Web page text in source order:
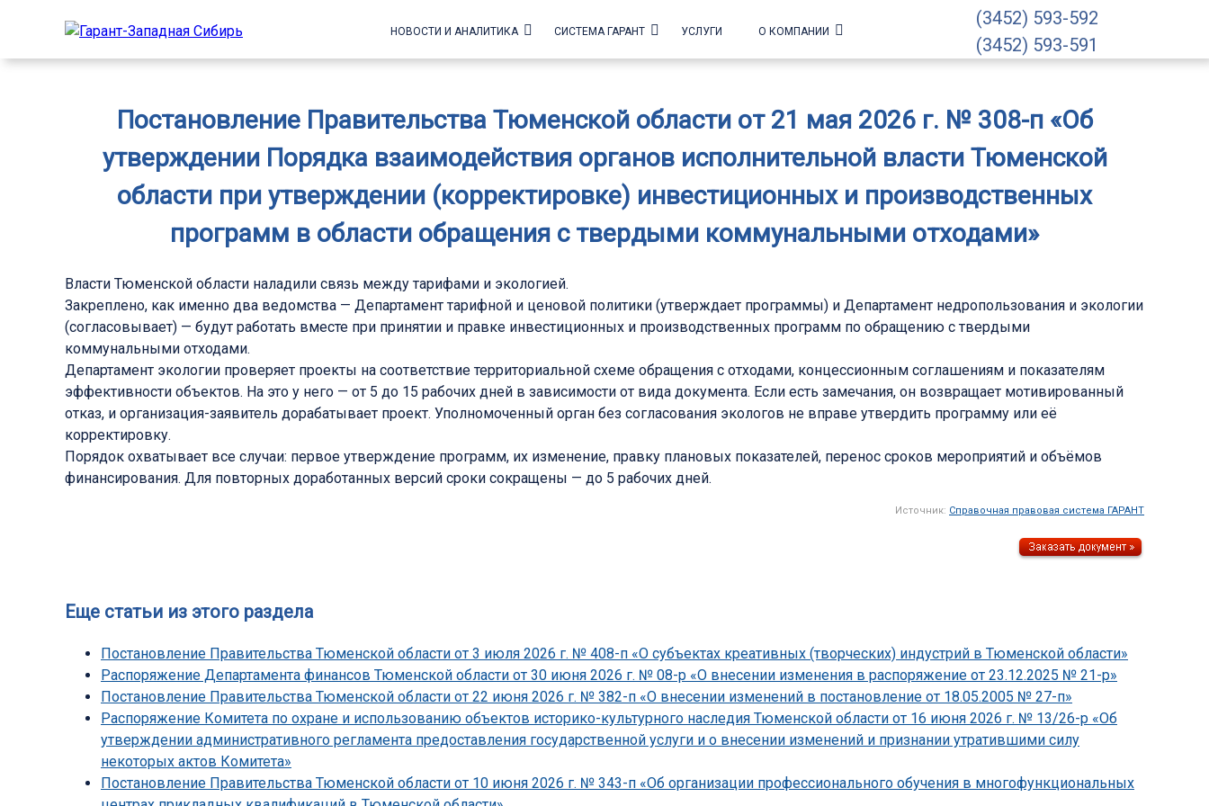
НОВОСТИ И АНАЛИТИКА СИСТЕМА ГАРАНТ УСЛУГИ О КОМПАНИИ
(3452) 593-592
(3452) 593-591
Постановление Правительства Тюменской области от 21 мая 2026 г. № 308-п «Об
утверждении Порядка взаимодействия органов исполнительной власти Тюменской
области при утверждении (корректировке) инвестиционных и производственных
программ в области обращения с твердыми коммунальными отходами»
Власти Тюменской области наладили связь между тарифами и экологией.
Закреплено, как именно два ведомства — Департамент тарифной и ценовой политики (утверждает программы) и Департамент недропользования и экологии
(согласовывает) — будут работать вместе при принятии и правке инвестиционных и производственных программ по обращению с твердыми
коммунальными отходами.
Департамент экологии проверяет проекты на соответствие территориальной схеме обращения с отходами, концессионным соглашениям и показателям
эффективности объектов. На это у него — от 5 до 15 рабочих дней в зависимости от вида документа. Если есть замечания, он возвращает мотивированный
отказ, и организация-заявитель дорабатывает проект. Уполномоченный орган без согласования экологов не вправе утвердить программу или её
корректировку.
Порядок охватывает все случаи: первое утверждение программ, их изменение, правку плановых показателей, перенос сроков мероприятий и объёмов
финансирования. Для повторных доработанных версий сроки сокращены — до 5 рабочих дней.
Источник: Справочная правовая система ГАРАНТ
Еще статьи из этого раздела
Постановление Правительства Тюменской области от 3 июля 2026 г. № 408-п «О субъектах креативных (творческих) индустрий в Тюменской области»
Распоряжение Департамента финансов Тюменской области от 30 июня 2026 г. № 08-р «О внесении изменения в распоряжение от 23.12.2025 № 21-р»
Постановление Правительства Тюменской области от 22 июня 2026 г. № 382-п «О внесении изменений в постановление от 18.05.2005 № 27-п»
Распоряжение Комитета по охране и использованию объектов историко-культурного наследия Тюменской области от 16 июня 2026 г. № 13/26-р «Об
утверждении административного регламента предоставления государственной услуги и о внесении изменений и признании утратившими силу
некоторых актов Комитета»
Постановление Правительства Тюменской области от 10 июня 2026 г. № 343-п «Об организации профессионального обучения в многофункциональных